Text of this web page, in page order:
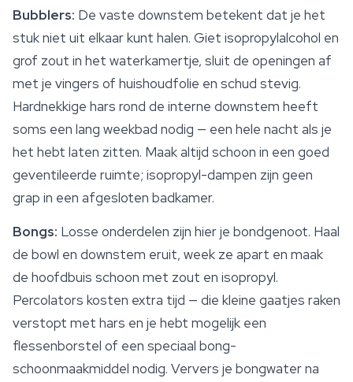
Bubblers: De vaste downstem betekent dat je het
stuk niet uit elkaar kunt halen. Giet isopropylalcohol en
grof zout in het waterkamertje, sluit de openingen af
met je vingers of huishoudfolie en schud stevig.
Hardnekkige hars rond de interne downstem heeft
soms een lang weekbad nodig — een hele nacht als je
het hebt laten zitten. Maak altijd schoon in een goed
geventileerde ruimte; isopropyl-dampen zijn geen
grap in een afgesloten badkamer.
Bongs: Losse onderdelen zijn hier je bondgenoot. Haal
de bowl en downstem eruit, week ze apart en maak
de hoofdbuis schoon met zout en isopropyl.
Percolators kosten extra tijd — die kleine gaatjes raken
verstopt met hars en je hebt mogelijk een
flessenborstel of een speciaal bong-
schoonmaakmiddel nodig. Ververs je bongwater na